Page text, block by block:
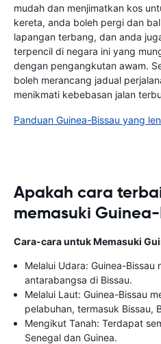
mudah dan menjimatkan kos
kereta, anda boleh pergi dan
lapangan terbang, dan anda
terpencil di negara ini yang
dengan pengangkutan awam.
boleh merancang jadual
menikmati kebebasan jalan
Panduan Guinea-Bissau yang
Apakah cara
memasuki
Cara-cara untuk Memasuki
Melalui Udara: Guinea-
antarabangsa di Bissau.
Melalui Laut: Guinea-Bissau
pelabuhan, termasuk Bissau,
Mengikut Tanah: Terdapat
Senegal dan Guinea.